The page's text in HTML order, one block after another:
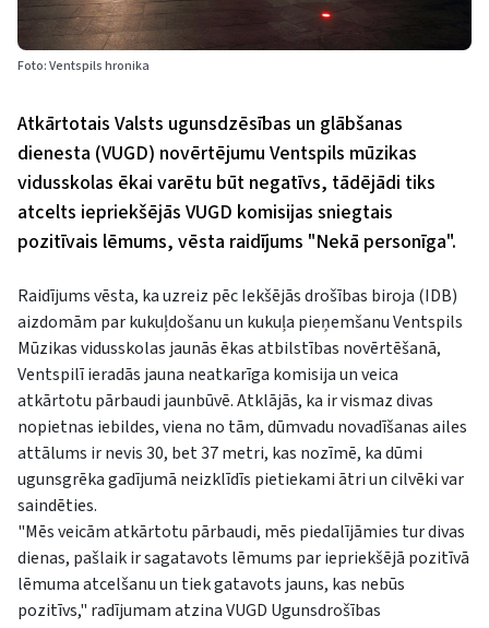
Foto: Ventspils hronika
Atkārtotais Valsts ugunsdzēsības un glābšanas
dienesta (VUGD) novērtējumu Ventspils mūzikas
vidusskolas ēkai varētu būt negatīvs, tādējādi tiks
atcelts iepriekšējās VUGD komisijas sniegtais
pozitīvais lēmums, vēsta raidījums "Nekā personīga".
Raidījums vēsta, ka uzreiz pēc Iekšējās drošības biroja (IDB)
aizdomām par kukuļdošanu un kukuļa pieņemšanu Ventspils
Mūzikas vidusskolas jaunās ēkas atbilstības novērtēšanā,
Ventspilī ieradās jauna neatkarīga komisija un veica
atkārtotu pārbaudi jaunbūvē. Atklājās, ka ir vismaz divas
nopietnas iebildes, viena no tām, dūmvadu novadīšanas ailes
attālums ir nevis 30, bet 37 metri, kas nozīmē, ka dūmi
ugunsgrēka gadījumā neizklīdīs pietiekami ātri un cilvēki var
saindēties.
"Mēs veicām atkārtotu pārbaudi, mēs piedalījāmies tur divas
dienas, pašlaik ir sagatavots lēmums par iepriekšējā pozitīvā
lēmuma atcelšanu un tiek gatavots jauns, kas nebūs
pozitīvs," radījumam atzina VUGD Ugunsdrošības